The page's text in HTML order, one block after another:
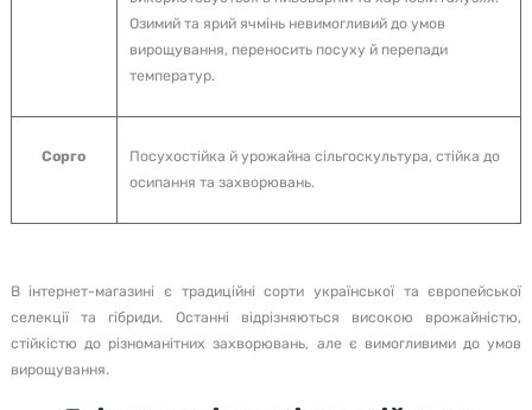
Озимий та ярий ячмінь невимогливий до умов
вирощування, переносить посуху й перепади
температур.
Сорго
Посухостійка й урожайна сільгоскультура, стійка до
осипання та захворювань.
В інтернет-магазині є традиційні сорти української та європейської
селекції та гібриди. Останні відрізняються високою врожайністю,
стійкістю до різноманітних захворювань, але є вимогливими до умов
вирощування.